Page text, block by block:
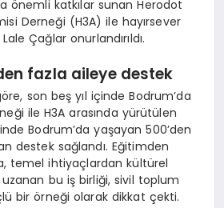
önemli katkılar sunan Herodot
Derneği (H3A) ile hayırsever
Çağlar onurlandırıldı.
fazla aileye destek
son beş yıl içinde Bodrum’da
ile H3A arasında yürütülen
Bodrum’da yaşayan 500’den
destek sağlandı. Eğitimden
temel ihtiyaçlardan kültürel
uzanan bu iş birliği, sivil toplum
bir örneği olarak dikkat çekti.